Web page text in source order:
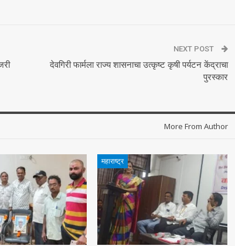
NEXT POST
देवगिरी फार्मला राज्य शासनाचा उत्कृष्ट कृषी पर्यटन केंद्राचा
पुरस्कार
More From Author
महाराष्ट्र